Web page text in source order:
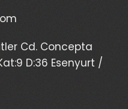
Cd. Concepta
D:36 Esenyurt /